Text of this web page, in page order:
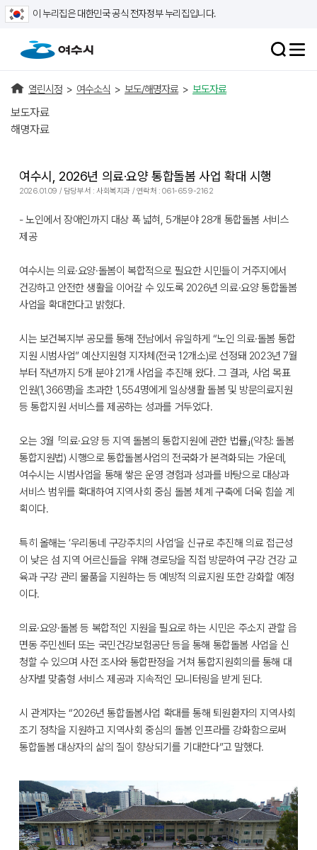
이 누리집은 대한민국 공식 전자정부 누리집입니다.
열린시정 > 여수소식 > 보도/해명자료 > 보도자료
보도자료
해명자료
여수시, 2026년 의료·요양 통합돌봄 사업 확대 시행
2026.01.09 / 담당부서 : 사회복지과 / 연락처 : 061-659-2162
- 노인에서 장애인까지 대상 폭 넓혀, 5개분야 28개 통합돌봄 서비스
제공
여수시는 의료·요양·돌봄이 복합적으로 필요한 시민들이 거주지에서
건강하고 안전한 생활을 이어갈 수 있도록 2026년 의료·요양 통합돌봄
사업을 확대한다고 밝혔다.
시는 보건복지부 공모를 통해 전남에서 유일하게 “노인 의료·돌봄 통합
지원 시범사업” 예산지원형 지자체(전국 12개소)로 선정돼 2023년 7월
부터 작년까지 5개 분야 21개 사업을 추진해 왔다. 그 결과, 사업 목표
인원(1,366명)을 초과한 1,554명에게 일상생활 돌봄 및 방문의료지원
등 통합지원 서비스를 제공하는 성과를 거두었다.
오는 3월 「의료·요양 등 지역 돌봄의 통합지원에 관한 법률」(약칭: 돌봄
통합지원법) 시행으로 통합돌봄사업의 전국화가 본격화되는 가운데,
여수시는 시범사업을 통해 쌓은 운영 경험과 성과를 바탕으로 대상과
서비스 범위를 확대하여 지역사회 중심 돌봄 체계 구축에 더욱 힘쓸 계
획이다.
특히 올해는 ‘우리동네 구강주치의 사업’을 신규로 추진해 의료 접근성
이 낮은 섬 지역 어르신들을 위해 경로당을 직접 방문하여 구강 건강 교
육과 구강 관리 물품을 지원하는 등 예방적 의료지원 또한 강화할 예정
이다.
의료·요양·돌봄 등 복합적인 지원을 필요로 하는 시민은 주소지 관할 읍
면동 주민센터 또는 국민건강보험공단 등을 통해 통합돌봄 사업을 신
청할 수 있으며 사전 조사와 통합판정을 거쳐 통합지원회의를 통해 대
상자별 맞춤형 서비스 제공과 지속적인 모니터링을 받게 된다.
시 관계자는 “2026년 통합돌봄사업 확대를 통해 퇴원환자의 지역사회
조기 정착을 지원하고 지역사회 중심의 돌봄 인프라를 강화함으로써
통합돌봄 대상자의 삶의 질이 향상되기를 기대한다”고 말했다.